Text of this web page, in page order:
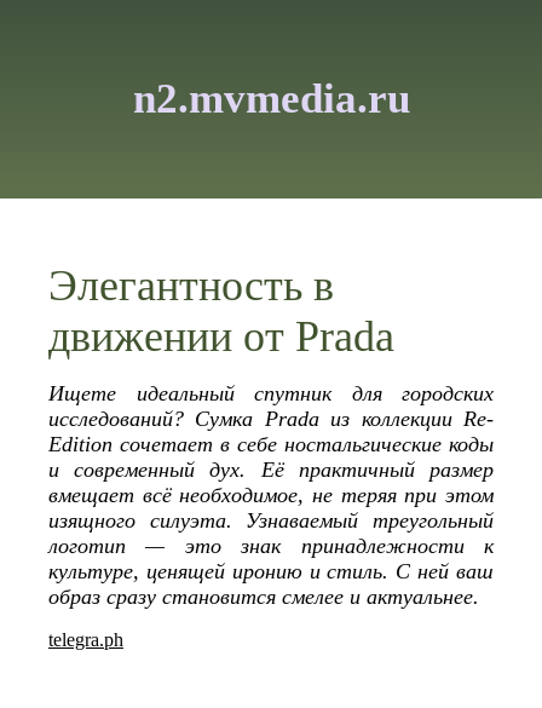
n2.mvmedia.ru
Элегантность в
движении от Prada
Ищете идеальный спутник для городских
исследований? Сумка Prada из коллекции Re-
Edition сочетает в себе ностальгические коды
и современный дух. Её практичный размер
вмещает всё необходимое, не теряя при этом
изящного силуэта. Узнаваемый треугольный
логотип — это знак принадлежности к
культуре, ценящей иронию и стиль. С ней ваш
образ сразу становится смелее и актуальнее.
telegra.ph